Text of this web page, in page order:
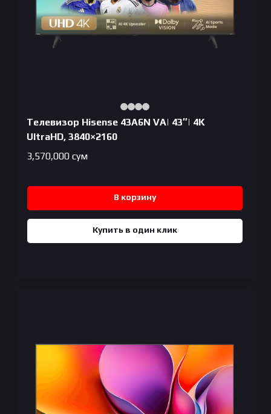
Телевизор Hisense 43A6N VA| 43″| 4K
UltraHD, 3840×2160
3,570,000 сум
В корзину
Купить в один клик